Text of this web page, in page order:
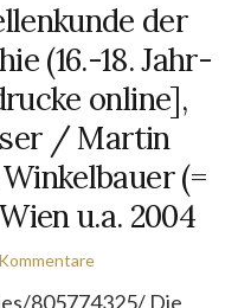
der
(16.-18. Jahr­
online],
/ Martin
(=
u.a. 2004
805774325/ Die